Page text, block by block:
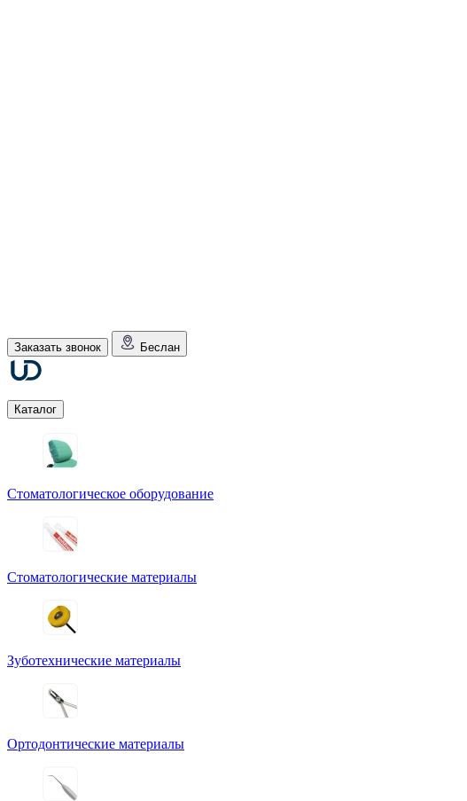
Заказать звонок Беслан
Каталог
Стоматологическое оборудование
Стоматологические материалы
Зуботехнические материалы
Ортодонтические материалы